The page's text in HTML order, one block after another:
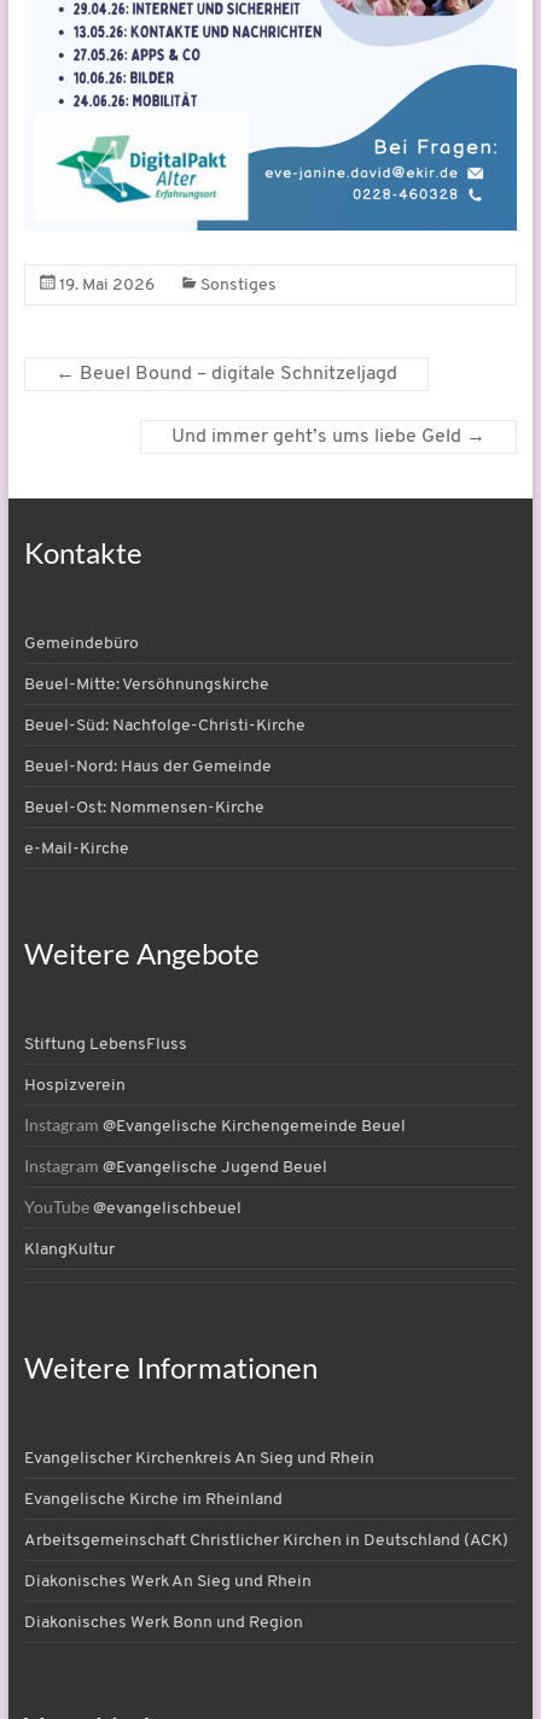
19. Mai 2026 Sonstiges
← Beuel Bound – digitale Schnitzeljagd
Und immer geht’s ums liebe Geld →
Kontakte
Gemeindebüro
Beuel-Mitte: Versöhnungskirche
Beuel-Süd: Nachfolge-Christi-Kirche
Beuel-Nord: Haus der Gemeinde
Beuel-Ost: Nommensen-Kirche
e-Mail-Kirche
Weitere Angebote
Stiftung LebensFluss
Hospizverein
Instagram @Evangelische Kirchengemeinde Beuel
Instagram @Evangelische Jugend Beuel
YouTube @evangelischbeuel
KlangKultur
Weitere Informationen
Evangelischer Kirchenkreis An Sieg und Rhein
Evangelische Kirche im Rheinland
Arbeitsgemeinschaft Christlicher Kirchen in Deutschland (ACK)
Diakonisches Werk An Sieg und Rhein
Diakonisches Werk Bonn und Region